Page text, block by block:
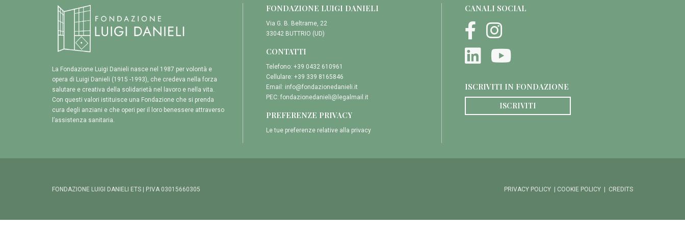
La Fondazione Luigi Danieli nasce nel 1987 per volontà e
opera di Luigi Danieli (1915 -1993), che credeva nella forza
salutare e creativa della solidarietà nel lavoro e nella vita.
Con questi valori istituisce una Fondazione che si prenda
cura degli anziani e che operi per il loro benessere attraverso
l’assistenza sanitaria.
FONDAZIONE LUIGI DANIELI
Via G. B. Beltrame, 22
33042 BUTTRIO (UD)
CONTATTI
Telefono: +39 0432 610961
Cellulare: +39 339 8165846
Email: info@fondazionedanieli.it
PEC: fondazionedanieli@legalmail.it
PREFERENZE PRIVACY
Le tue preferenze relative alla privacy
CANALI SOCIAL
ISCRIVITI IN FONDAZIONE
ISCRIVITI
FONDAZIONE LUIGI DANIELI ETS | P.IVA 03015660305 PRIVACY POLICY COOKIE POLICY CREDITS